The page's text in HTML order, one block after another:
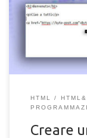
per il tuo sito web.
HTML
Creare